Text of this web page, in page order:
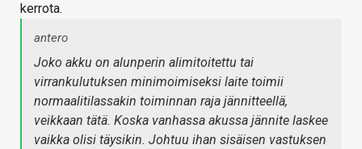
kerrota.
antero
Joko akku on alunperin alimitoitettu tai
virrankulutuksen minimoimiseksi laite toimii
normaalitilassakin toiminnan raja jännitteellä,
veikkaan tätä. Koska vanhassa akussa jännite laskee
vaikka olisi täysikin. Johtuu ihan sisäisen vastuksen